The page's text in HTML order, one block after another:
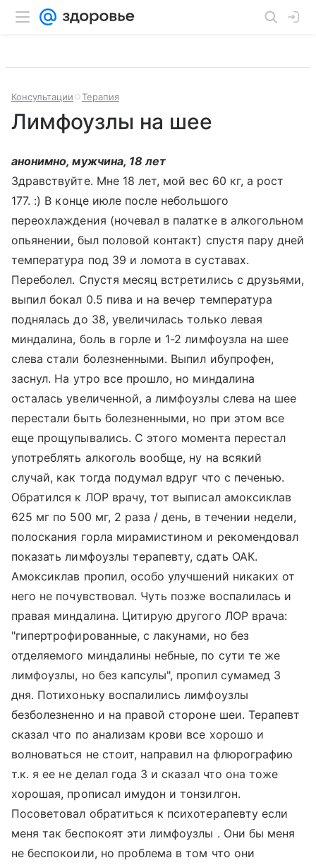
Консультации Терапия
Лимфоузлы на шее
анонимно, мужчина, 18 лет
Здравствуйте. Мне 18 лет, мой вес 60 кг, а рост
177. :) В конце июле после небольшого
переохлаждения (ночевал в палатке в алкогольном
опьянении, был половой контакт) спустя пару дней
температура под 39 и ломота в суставах.
Переболел. Спустя месяц встретились с друзьями,
выпил бокал 0.5 пива и на вечер температура
поднялась до 38, увеличилась только левая
миндалина, боль в горле и 1-2 лимфоузла на шее
слева стали болезненными. Выпил ибупрофен,
заснул. На утро все прошло, но миндалина
осталась увеличенной, а лимфоузлы слева на шее
перестали быть болезненными, но при этом все
еще прощупывались. С этого момента перестал
употреблять алкоголь вообще, ну на всякий
случай, как тогда подумал вдруг что с печенью.
Обратился к ЛОР врачу, тот выписал амоксиклав
625 мг по 500 мг, 2 раза / день, в течении недели,
полоскания горла мирамистином и рекомендовал
показать лимфоузлы терапевту, сдать ОАК.
Амоксиклав пропил, особо улучшений никаких от
него не почувствовал. Чуть позже воспалилась и
правая миндалина. Цитирую другого ЛОР врача:
"гипертрофированные, с лакунами, но без
отделяемого миндалины небные, по сути те же
лимфоузлы, но без капсулы", пропил сумамед 3
дня. Потихоньку воспалились лимфоузлы
безболезненно и на правой стороне шеи. Терапевт
сказал что по анализам крови все хорошо и
волноваться не стоит, направил на флюрографию
т.к. я ее не делал года 3 и сказал что она тоже
хорошая, прописал имудон и тонзилгон.
Посоветовал обратиться к психотерапевту если
меня так беспокоят эти лимфоузлы . Они бы меня
не беспокоили, но проблема в том что они